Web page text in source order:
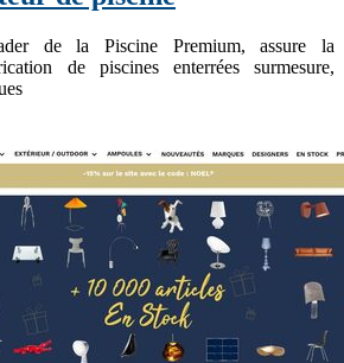
de la Piscine Premium, assure la
de piscines enterrées surmesure,